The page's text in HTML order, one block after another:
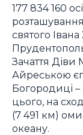
177 834 160
святого
Зачаття Діви
Айреською
Богородиці –
цього, на
(7 491 км)
океану.